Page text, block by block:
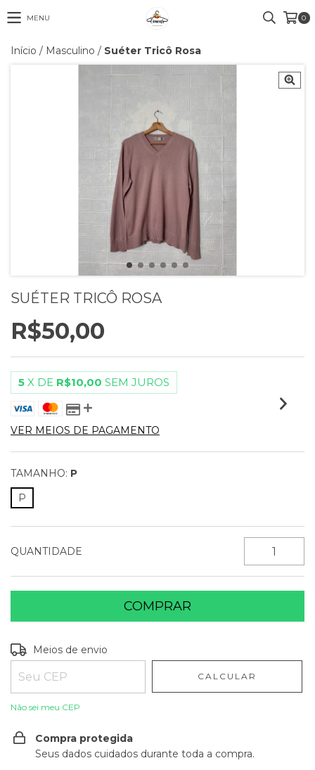
MENU 0
Início / Masculino / Suéter Tricô Rosa
SUÉTER TRICÔ ROSA
R$50,00
5 X DE R$10,00 SEM JUROS
VER MEIOS DE PAGAMENTO
TAMANHO: P
P
QUANTIDADE
Entregas para o CEP:
Meios de envio
CALCULAR
Não sei meu CEP
Compra protegida
Seus dados cuidados durante toda a compra.